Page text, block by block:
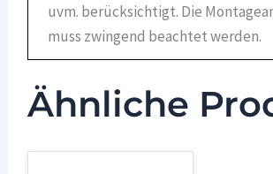
uvm. berücksichtigt. Die
muss zwingend beachtet werden.
Ähnliche